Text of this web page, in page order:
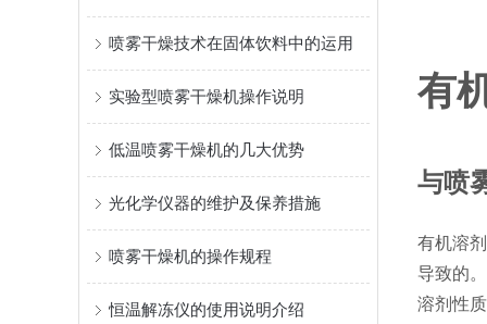
喷雾干燥技术在固体饮料中的运用
实验型喷雾干燥机操作说明
低温喷雾干燥机的几大优势
光化学仪器的维护及保养措施
喷雾干燥机的操作规程
恒温解冻仪的使用说明介绍
有
与喷
有机溶
导致的
溶剂性